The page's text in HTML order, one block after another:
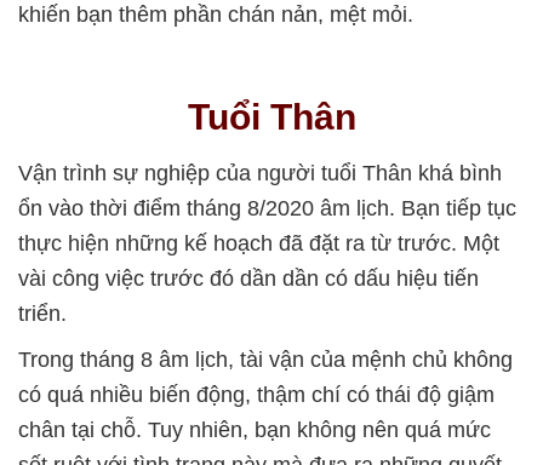
khiến bạn thêm phần chán nản, mệt mỏi.
Tuổi Thân
Vận trình sự nghiệp của người tuổi Thân khá bình
ổn vào thời điểm tháng 8/2020 âm lịch. Bạn tiếp tục
thực hiện những kế hoạch đã đặt ra từ trước. Một
vài công việc trước đó dần dần có dấu hiệu tiến
triển.
Trong tháng 8 âm lịch, tài vận của mệnh chủ không
có quá nhiều biến động, thậm chí có thái độ giậm
chân tại chỗ. Tuy nhiên, bạn không nên quá mức